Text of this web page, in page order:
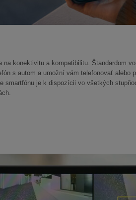
na konektivitu a kompatibilitu. Štandardom
s autom a umožní vám telefonovať alebo
smartfónu je k dispozícii vo všetkých